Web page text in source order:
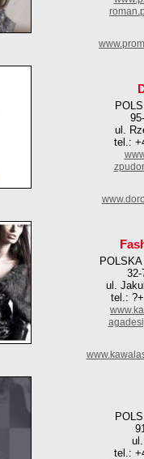
ul.
tel.:
ul.
tel.:
tel.: